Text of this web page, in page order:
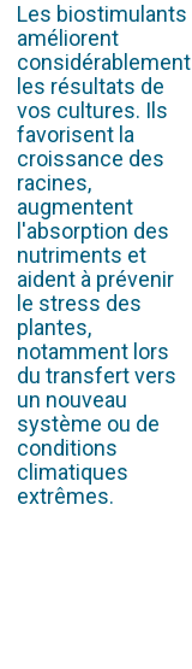
Les biostimulants
améliorent
considérablement
les résultats de
vos cultures. Ils
favorisent la
croissance des
racines,
augmentent
l'absorption des
nutriments et
aident à prévenir
le stress des
plantes,
notamment lors
du transfert vers
un nouveau
système ou de
conditions
climatiques
extrêmes.